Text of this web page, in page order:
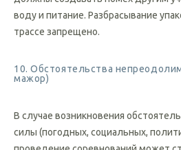
угодно и в любом месте трассы.
должны создавать помех другим
воду и питание. Разбрасывание
В случае возникновения